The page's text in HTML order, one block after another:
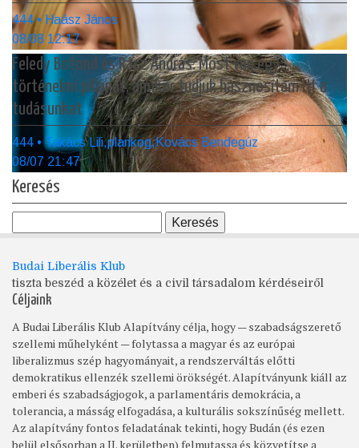
444 • Haász János
08/08 12:17
Feledy Botond és Rácz András: Most van egy
történelmi pillanat, amikor tudjuk hasznosítani itt a
tudásunkat
444 • Takács Lili,plankog,Kovács Bendegúz
08/07 21:47
Keresés
Budai Liberális Klub
tiszta beszéd a közélet és a civil társadalom kérdéseiről
Céljaink
A Budai Liberális Klub Alapítvány célja, hogy — szabadságszerető
szellemi műhelyként — folytassa a magyar és az európai
liberalizmus szép hagyományait, a rendszerváltás előtti
demokratikus ellenzék szellemi örökségét. Alapítványunk kiáll az
emberi és szabadságjogok, a parlamentáris demokrácia, a
tolerancia, a másság elfogadása, a kulturális sokszínűség mellett.
Az alapítvány fontos feladatának tekinti, hogy Budán (és ezen
belül elsősorban a II. kerületben) felmutassa és közvetítse a